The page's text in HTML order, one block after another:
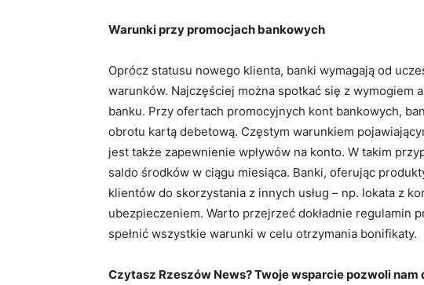
Warunki przy promocjach bankowych
Oprócz statusu nowego klienta, banki wymagają od
warunków. Najczęściej można spotkać się z wymogiem
banku. Przy ofertach promocyjnych kont bankowych,
obrotu kartą debetową. Częstym warunkiem
jest także zapewnienie wpływów na konto. W takim
saldo środków w ciągu miesiąca. Banki, oferując
klientów do skorzystania z innych usług – np. lokata z
ubezpieczeniem. Warto przejrzeć dokładnie regulamin
spełnić wszystkie warunki w celu otrzymania bonifikaty.
Czytasz Rzeszów News? Twoje wsparcie pozwoli nam